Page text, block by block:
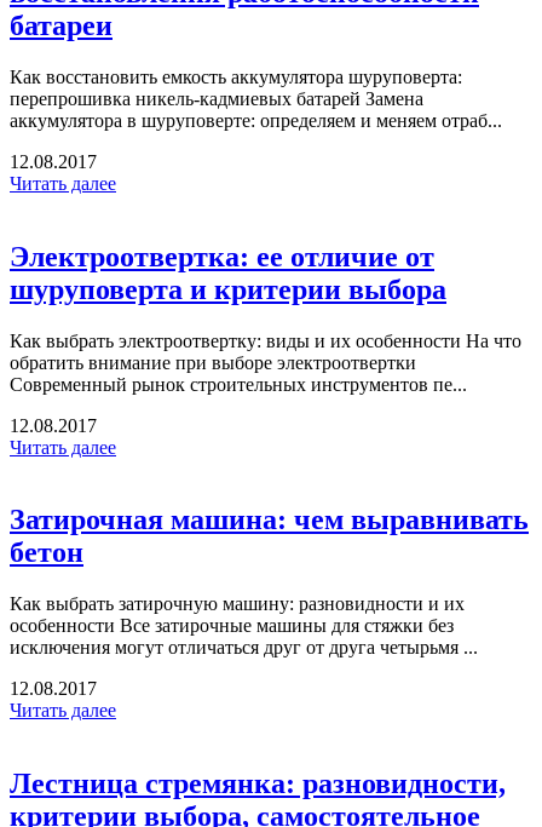
батареи
Как восстановить емкость аккумулятора шуруповерта:
перепрошивка никель-кадмиевых батарей Замена
аккумулятора в шуруповерте: определяем и меняем отраб...
12.08.2017
Читать далее
Электроотвертка: ее отличие от
шуруповерта и критерии выбора
Как выбрать электроотвертку: виды и их особенности На что
обратить внимание при выборе электроотвертки
Современный рынок строительных инструментов пе...
12.08.2017
Читать далее
Затирочная машина: чем выравнивать
бетон
Как выбрать затирочную машину: разновидности и их
особенности Все затирочные машины для стяжки без
исключения могут отличаться друг от друга четырьмя ...
12.08.2017
Читать далее
Лестница стремянка: разновидности,
критерии выбора, самостоятельное